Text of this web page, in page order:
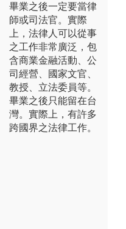
畢業之後一定要當律
師或司法官。實際
上，法律人可以從事
之工作非常廣泛，包
含商業金融活動、公
司經營、國家文官、
教授、立法委員等。
畢業之後只能留在台
灣。實際上，有許多
跨國界之法律工作。